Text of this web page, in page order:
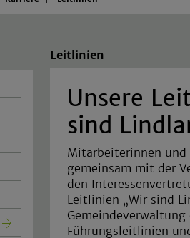
Leitlinien
Unsere
sind
Mitarbeiterinnen
gemeinsam mit der
den
Leitlinien „Wir sind
Führungsleitlinien